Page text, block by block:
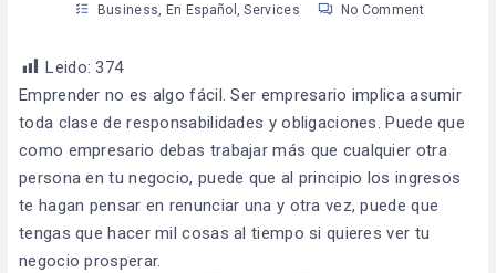
Business
En Español ,Services No Comment
Leido: 374
Emprender no es algo fácil. Ser empresario implica asumir
toda clase de responsabilidades y obligaciones. Puede que
como empresario debas trabajar más que cualquier otra
persona en tu negocio, puede que al principio los ingresos
te hagan pensar en renunciar una y otra vez, puede que
tengas que hacer mil cosas al tiempo si quieres ver tu
negocio prosperar.